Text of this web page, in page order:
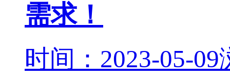
需求！
时间：2023-05-09